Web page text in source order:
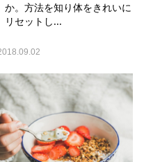
か。方法を知り体をきれいに
リセットし...